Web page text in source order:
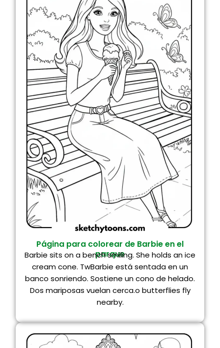
Página para colorear de Barbie en el
parque
Barbie sits on a bench smiling. She holds an ice
cream cone. TwBarbie está sentada en un
banco sonriendo. Sostiene un cono de helado.
Dos mariposas vuelan cerca.o butterflies fly
nearby.